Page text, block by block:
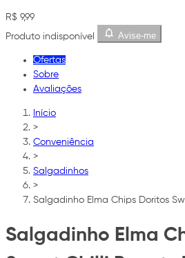
R$ 9,99
Produto indisponível
Avise-me
Ofertas
Sobre
Avaliações
Início
>
Conveniência
>
Salgadinhos
>
Salgadinho Elma Chips Doritos
Salgadinho Elma